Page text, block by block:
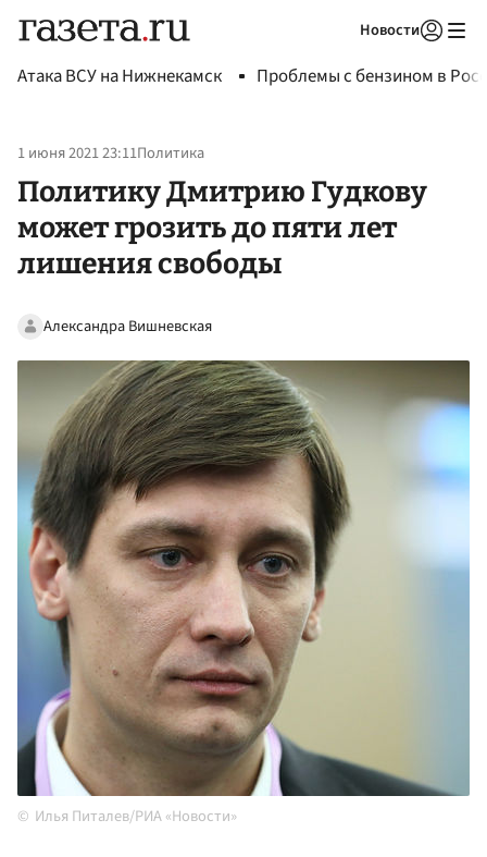
Новости
Атака ВСУ на Нижнекамск Проблемы с бензином в
1 июня 2021 23:11Политика
Политику Дмитрию Гудкову
может грозить до пяти лет
лишения свободы
Александра Вишневская
Илья Питалев/РИА «Новости»